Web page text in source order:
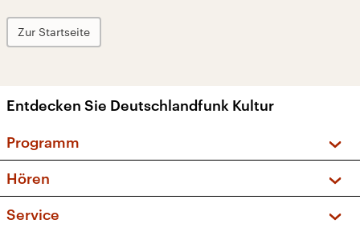
Zur Startseite
Entdecken Sie Deutschlandfunk Kultur
Programm
Sendungen und Podcasts
Musikliste
Hören
Service